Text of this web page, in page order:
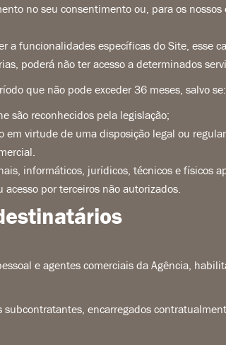
no seu consentimento ou, para os
a funcionalidades específicas do Site, esse
poderá não ter acesso a determinados
que não pode exceder 36 meses, salvo se:
são reconhecidos pela legislação;
em virtude de uma disposição legal ou
informáticos, jurídicos, técnicos e físicos
por terceiros não autorizados.
e agentes comerciais da Agência,
encarregados